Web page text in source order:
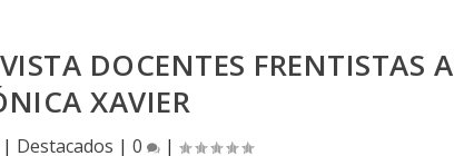
DOCENTES FRENTISTAS A
XAVIER
| Destacados | 0 |